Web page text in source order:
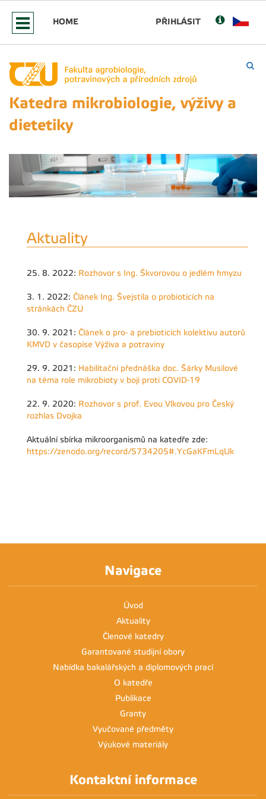
HOME PŘIHLÁSIT
Katedra mikrobiologie, výživy a
dietetiky
Aktuality
25. 8. 2022: Rozhovor s Ing. Škvorovou o jedlém hmyzu
3. 1. 2022: Článek Ing. Švejstila o probioticích na
stránkách ČZU
30. 9. 2021: Článek o pro- a prebioticích kolektivu autorů
KMVD v časopise Výživa a potraviny
29. 9. 2021: Habilitační přednáška doc. Šárky Musilové
na téma role mikrobioty v boji proti COVID-19
22. 9. 2020: Rozhovor s prof. Evou Vlkovou pro Český
rozhlas Dvojka
Aktuální sbírka mikroorganismů na katedře zde:
https://zenodo.org/record/5734205#.YcGaKFmLqUk
Navigace
Úvod
Aktuality
Členové katedry
Garantované studijní obory
Nabídka bakalářských a diplomových prací
O katedře
Publikace
Granty
Vyučované předměty
Výukové materiály
Kontaktní informace